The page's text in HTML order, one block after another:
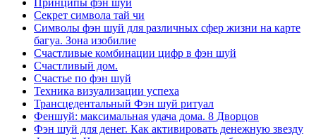
Принципы фэн шуй
Секрет символа тай чи
Символы фэн шуй для различных сфер жизни на карте
багуа. Зона изобилие
Счастливые комбинации цифр в фэн шуй
Счастливый дом.
Счастье по фэн шуй
Техника визуализации успеха
Трансцедентальный Фэн шуй ритуал
Феншуй: максимальная удача дома. 8 Дворцов
Фэн шуй для денег. Как активировать денежную звезду